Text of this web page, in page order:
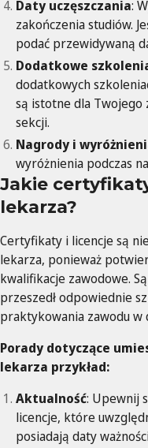
Daty uczęszczania:
zakończenia studiów.
podać przewidywaną
Dodatkowe
dodatkowych
są istotne dla
sekcji.
Nagrody i
wyróżnienia podczas
Jakie
lekarza?
Certyfikaty i licencje są
lekarza, ponieważ
kwalifikacje zawodowe.
przeszedł odpowiednie
praktykowania zawodu w
Porady dotyczące
lekarza przykład:
Aktualność: Upewnij
licencje, które
posiadają daty